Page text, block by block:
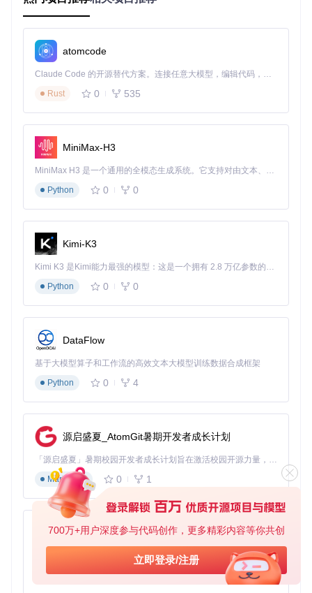
700万+用户深度参与代码创作，更多精彩内容等你共创
立即登录/注册
C++编译器（GCC 7.0+/Clang 5.0+/MSVC 2017+）
三步完成安装：从源码到可执行文件
第一步：获取源代码
建qmc-decoder目录：
git clone
第二步：初始化依赖
块，确保所有依赖组件正确加载：
mkdir build && cd build
cmake ..
编译成功后，您将在build目录中找到名为qmc-decoder的
可执行文件（Windows系统为
高效使用：两种操作模式详解
命令行精准控制：技术用户首选方案
转换单个文件
执行后将在同一目录生成对应的MP3文件。
批量转换文件夹
atomcode
Claude Code 的开源替代方案。连接任意大模型，编辑代码，运行命令，自动验证 — 全自动执行。用 Rust 构建，极致性能。 ｜ An open-source alternative to Claude Code. Connect any LLM, edit code, run commands, and verify changes — autonomously. Built in Rust for speed. Get Started
Rust
0 535
MiniMax-H3
MiniMax H3 是一个通用的全模态生成系统。它支持对由文本、图像、视频和音频组成的多模态上下文进行统一理解，并能生成分辨率高达 2K、时长可达 15 秒的带原生立体声音频的视频。得益于面向任务泛化的系统设计，H3 在预训练阶段就已具备广泛的多模态上下文理解与生成能力，能够出色地执行复杂的多模态指令。
Python
0 0
Kimi-K3
Kimi K3 是Kimi能力最强的模型：这是一个拥有 2.8 万亿参数的混合专家（MoE）模型，具备原生视觉理解能力，并支持 100 万 token 的上下文窗口。
Python
0 0
DataFlow
基于大模型算子和工作流的高效文本大模型训练数据合成框架
Python
0 4
源启盛夏_AtomGit暑期开发者成长计划
「源启盛夏」暑期校园开发者成长计划旨在激活校园开源力量，通过积分激励、认证扶持、资源倾斜等形式，引导高校组织和开发者完成「入驻 — 建项目 — 做贡献 — 获认证 — 得资源」的完整闭环。无论你是想带领社团入驻平台的组织者，还是希望用代码贡献证明自己的开发者，都能在这里找到属于你的成长路径。
Markdown
0 1
py-xiaozhi
基于Python的Xiaozhi AI，适用于想要完整Xiaozhi体验而无需拥有专用硬件的用户。
Python
0 1